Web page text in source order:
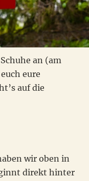
an (am
eure
auf die
wir oben in
direkt hinter